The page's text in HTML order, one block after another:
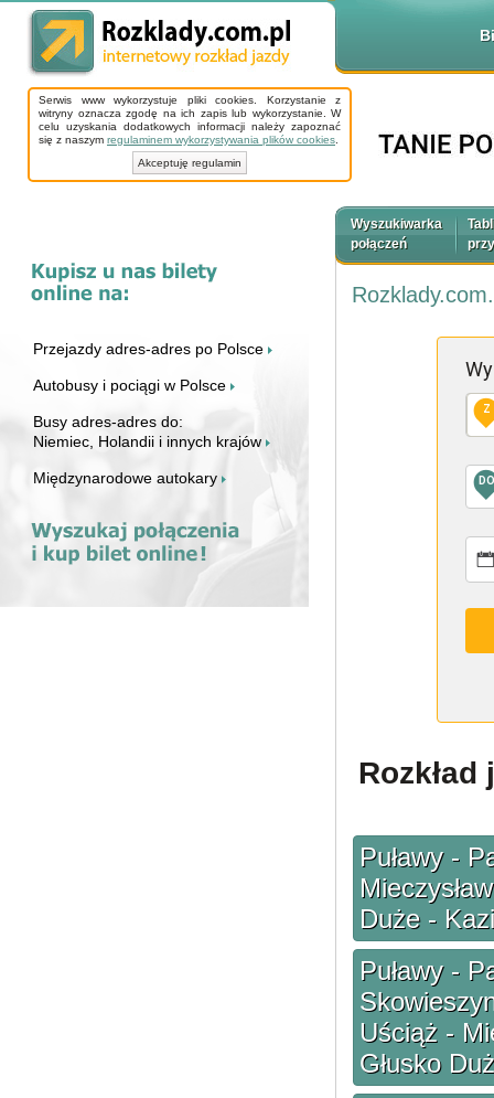
Serwis www wykorzystuje pliki cookies. Korzystanie z
witryny oznacza zgodę na ich zapis lub wykorzystanie. W
celu uzyskania dodatkowych informacji należy zapoznać
się z naszym regulaminem wykorzystywania plików cookies
Akceptuję regulamin
Przejazdy adres-adres po Polsce
Autobusy i pociągi w Polsce
Busy adres-adres do:
Niemiec, Holandii i innych krajów
Międzynarodowe autokary
Wyszukiwarka
połączeń
Z
DO
Puławy -
Duże -
Puławy -
Uściąż -
Głusko